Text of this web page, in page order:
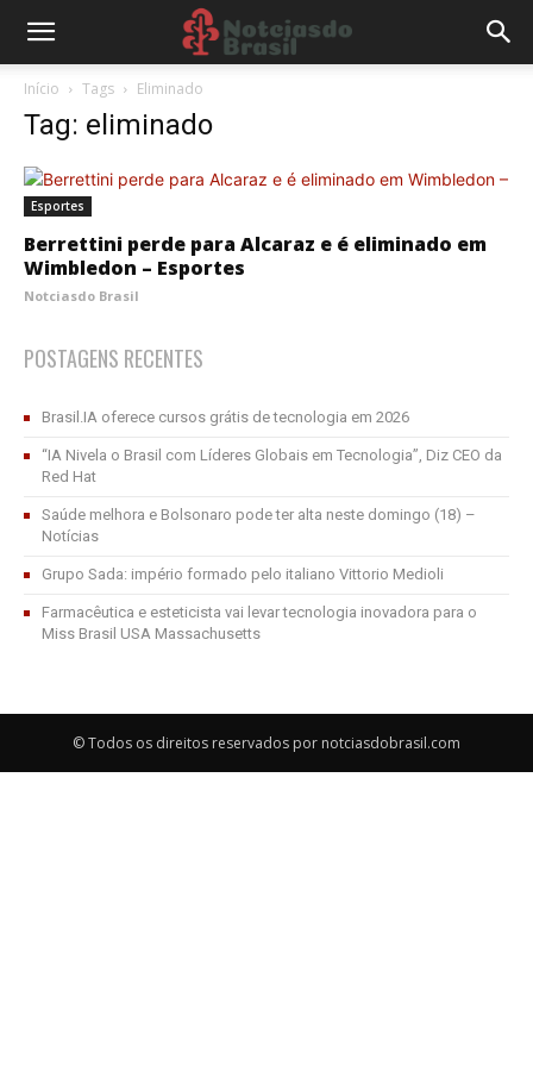
Início Tags Eliminado
Tag: eliminado
Esportes
Berrettini perde para Alcaraz e é eliminado em
Wimbledon – Esportes
Notciasdo Brasil
POSTAGENS RECENTES
Brasil.IA oferece cursos grátis de tecnologia em 2026
“IA Nivela o Brasil com Líderes Globais em Tecnologia”, Diz CEO da
Red Hat
Saúde melhora e Bolsonaro pode ter alta neste domingo (18) –
Notícias
Grupo Sada: império formado pelo italiano Vittorio Medioli
Farmacêutica e esteticista vai levar tecnologia inovadora para o
Miss Brasil USA Massachusetts
© Todos os direitos reservados por notciasdobrasil.com